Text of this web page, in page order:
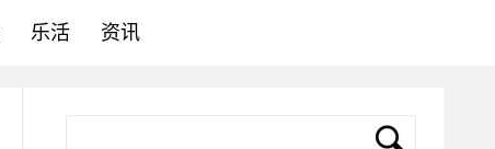
乐活 资讯